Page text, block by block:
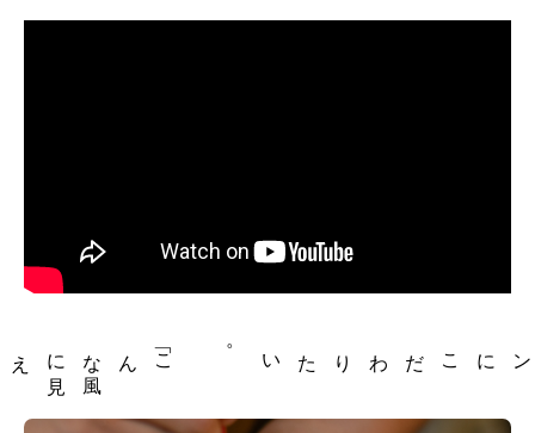
え方、デザインにこだわりたい。
「こんな
風
に
見
えたい